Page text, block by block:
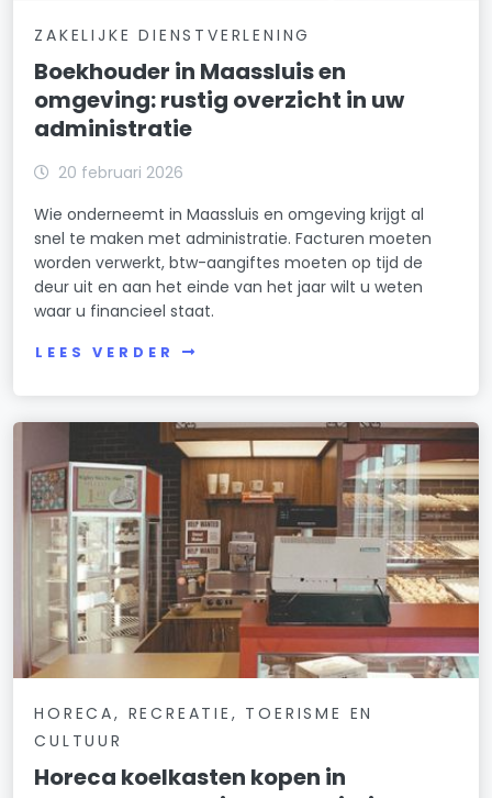
ZAKELIJKE DIENSTVERLENING
Boekhouder in Maassluis en
omgeving: rustig overzicht in uw
administratie
20 februari 2026
Wie onderneemt in Maassluis en omgeving krijgt al
snel te maken met administratie. Facturen moeten
worden verwerkt, btw-aangiftes moeten op tijd de
deur uit en aan het einde van het jaar wilt u weten
waar u financieel staat.
LEES VERDER
HORECA, RECREATIE, TOERISME EN
CULTUUR
Horeca koelkasten kopen in